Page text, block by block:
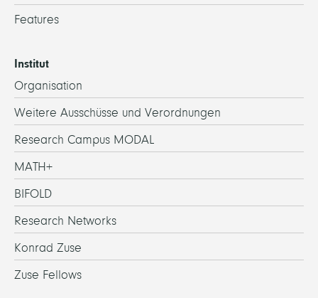
Features
Institut
Organisation
Weitere Ausschüsse und Verordnungen
Research Campus MODAL
MATH+
BIFOLD
Research Networks
Konrad Zuse
Zuse Fellows